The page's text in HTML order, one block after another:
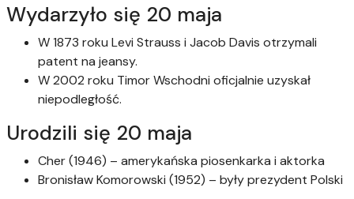
Wydarzyło się 20 maja
W 1873 roku Levi Strauss i Jacob Davis otrzymali
patent na jeansy.
W 2002 roku Timor Wschodni oficjalnie uzyskał
niepodległość.
Urodzili się 20 maja
Cher (1946) – amerykańska piosenkarka i aktorka
Bronisław Komorowski (1952) – były prezydent Polski